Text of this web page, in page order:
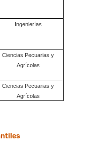
Ingenierías
Ciencias Pecuarias y
Agrícolas
Ciencias Pecuarias y
Agrícolas